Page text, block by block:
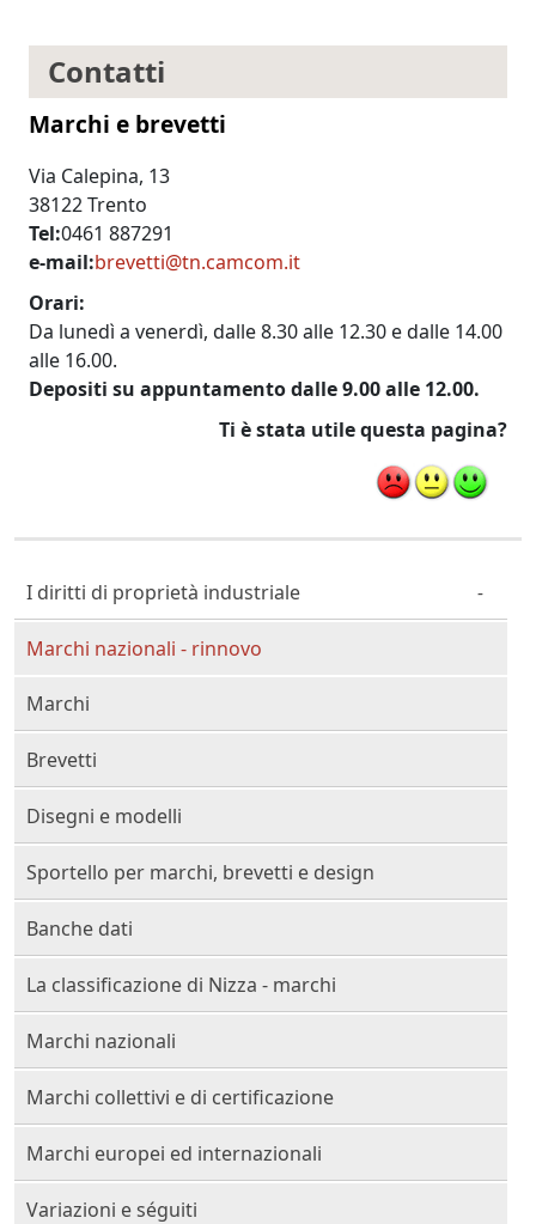
Contatti
Marchi e brevetti
Via Calepina, 13
38122 Trento
Tel 0461 887291
e-mail brevetti@tn.camcom.it
Orari
Da lunedì a venerdì, dalle 8.30 alle 12.30 e dalle 14.00
alle 16.00.
Depositi su appuntamento dalle 9.00 alle 12.00.
Ti è stata utile questa pagina?
Cittadino Professionista Imprenditore
I diritti di proprietà industriale
Marchi nazionali - rinnovo
Marchi
Brevetti
Disegni e modelli
Sportello per marchi, brevetti e design
Banche dati
La classificazione di Nizza - marchi
Marchi nazionali
Marchi collettivi e di certificazione
Marchi europei ed internazionali
Variazioni e séguiti